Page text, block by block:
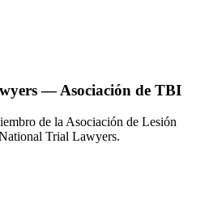
— Asociación de TBI
de la Asociación de Lesión
Trial Lawyers.